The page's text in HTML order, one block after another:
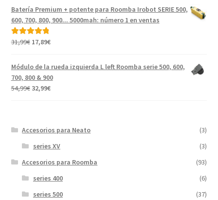
original
era:
31,99€.
actual
es:
Batería Premium + potente para Roomba Irobot SERIE 500,
600, 700, 800, 900... 5000mah: número 1 en ventas
Valorado con
31,99€ El
original
17,89€El
actual
Módulo de la rueda izquierda L left Roomba serie 500, 600,
700, 800 & 900
54,99€ El
54,99€.
32,99€El
32,99€.
Accesorios para Neato
(3)
series XV
(3)
Accesorios para Roomba
(93)
series 400
(6)
series 500
(37)